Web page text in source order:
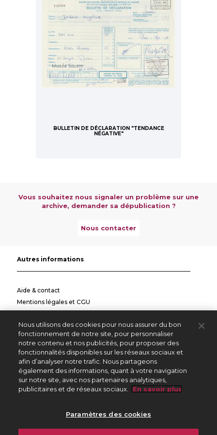
BULLETIN DE DÉCLARATION "TENDANCE
NÉGATIVE"
Vous souhaitez nous signaler un problème sur une
archive, demander sa dépublication ?
Nous contacter
Autres informations
Aide & contact
Mentions légales et CGU
Informations pratiques
Autres sites
Créateurs Editeurs
Répertoire des Œuvres
Nous utilisons des cookies pour nous assurer du bon
fonctionnement de notre site, pour personnaliser
notre contenu et nos publicités, pour proposer des
fonctionnalités disponibles sur les réseaux sociaux et
afin d’analyser notre trafic. Nous partageons
également des informations, quant à votre navigation
sur notre site, avec nos partenaires analytiques,
publicitaires et de réseaux sociaux.
En savoir plus
Paramètres des cookies